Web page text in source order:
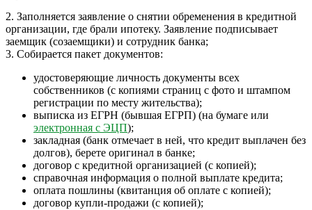
2. Заполняется заявление о снятии обременения в кредитной
организации, где брали ипотеку. Заявление подписывает
заемщик (созаемщики) и сотрудник банка;
3. Собирается пакет документов:
удостоверяющие личность документы всех
собственников (с копиями страниц с фото и штампом
регистрации по месту жительства);
выписка из ЕГРН (бывшая ЕГРП) (на бумаге или
электронная с ЭЦП);
закладная (банк отмечает в ней, что кредит выплачен без
долгов), берете оригинал в банке;
договор с кредитной организацией (с копией);
справочная информация о полной выплате кредита;
оплата пошлины (квитанция об оплате с копией);
договор купли-продажи (с копией);